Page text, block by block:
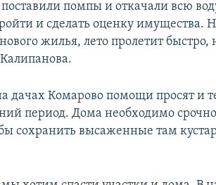
помпы и откачали всю
и сделать оценку имущества.
жилья, лето пролетит быстро,
дачах Комарово помощи просят и
период. Дома необходимо
сохранить высаженные там